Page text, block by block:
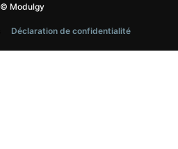
© Modulgy
Déclaration de confidentialité